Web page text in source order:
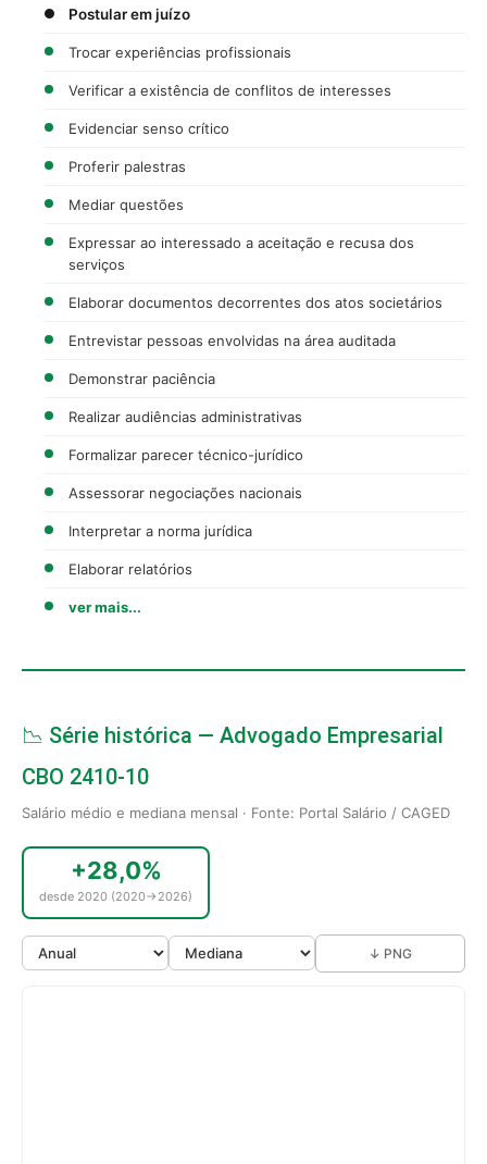
Postular em juízo
Trocar experiências profissionais
Verificar a existência de conflitos de interesses
Evidenciar senso crítico
Proferir palestras
Mediar questões
Expressar ao interessado a aceitação e recusa dos
serviços
Elaborar documentos decorrentes dos atos societários
Entrevistar pessoas envolvidas na área auditada
Demonstrar paciência
Realizar audiências administrativas
Formalizar parecer técnico-jurídico
Assessorar negociações nacionais
Interpretar a norma jurídica
Elaborar relatórios
ver mais...
📉 Série histórica — Advogado Empresarial
CBO 2410-10
Salário médio e mediana mensal · Fonte: Portal Salário / CAGED
+28,0%
desde 2020 (2020→2026)
↓ PNG